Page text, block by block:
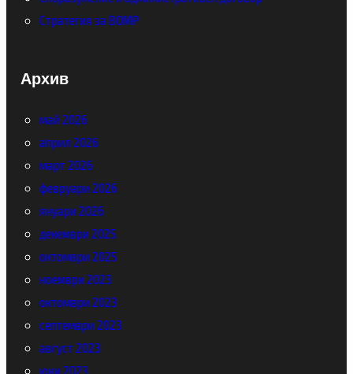
Стратегия за ВОМР
Архив
май 2026
април 2026
март 2026
февруари 2026
януари 2026
декември 2025
октомври 2025
ноември 2023
октомври 2023
септември 2023
август 2023
юни 2023